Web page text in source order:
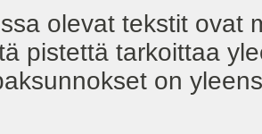
olevat tekstit ovat
pistettä tarkoittaa
on